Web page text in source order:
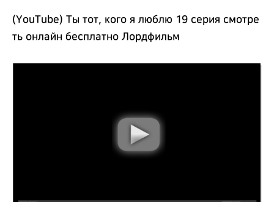
(YouTube) Ты тот, кого я люблю 19 серия смотре
ть онлайн бесплатно Лордфильм